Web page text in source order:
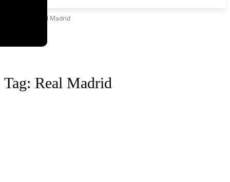
Real Madrid
Tag: Real Madrid